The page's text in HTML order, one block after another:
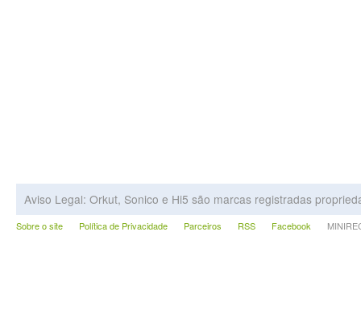
Aviso Legal: Orkut, Sonico e Hi5 são marcas registradas
Sobre o site Política de Privacidade Parceiros RSS Facebook